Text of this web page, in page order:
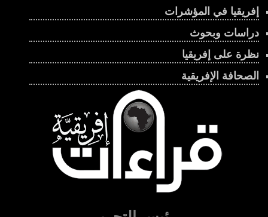
إفريقيا في المؤشرات
دراسات وبحوث
نظرة على إفريقيا
الصحافة الإفريقية